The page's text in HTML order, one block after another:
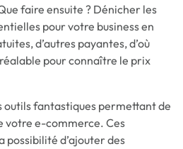
faire ensuite ? Dénicher les
pour votre business en
d’autres payantes, d’où
pour connaître le prix
outils fantastiques permettant de
votre e-commerce. Ces
possibilité d’ajouter des